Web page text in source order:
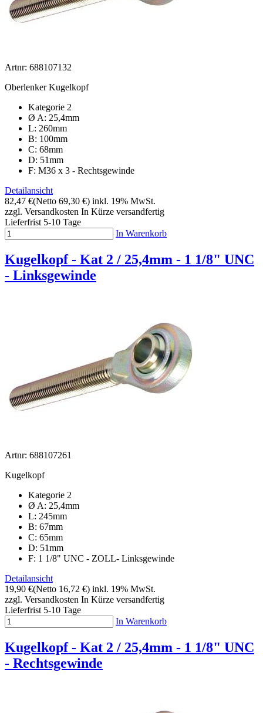
Artnr: 688107132
Oberlenker Kugelkopf
Kategorie 2
Ø A: 25,4mm
L: 260mm
B: 100mm
C: 68mm
D: 51mm
F: M36 x 3 - Rechtsgewinde
Detailansicht
82,47 €(Netto 69,30 €) inkl. 19% MwSt.
zzgl. Versandkosten In Kürze versandfertig
Lieferfrist 5-10 Tage
In Warenkorb
Kugelkopf - Kat 2 / 25,4mm - 1 1/8" UNC
- Linksgewinde
Artnr: 688107261
Kugelkopf
Kategorie 2
Ø A: 25,4mm
L: 245mm
B: 67mm
C: 65mm
D: 51mm
F: 1 1/8" UNC - ZOLL- Linksgewinde
Detailansicht
19,90 €(Netto 16,72 €) inkl. 19% MwSt.
zzgl. Versandkosten In Kürze versandfertig
Lieferfrist 5-10 Tage
In Warenkorb
Kugelkopf - Kat 2 / 25,4mm - 1 1/8" UNC
- Rechtsgewinde